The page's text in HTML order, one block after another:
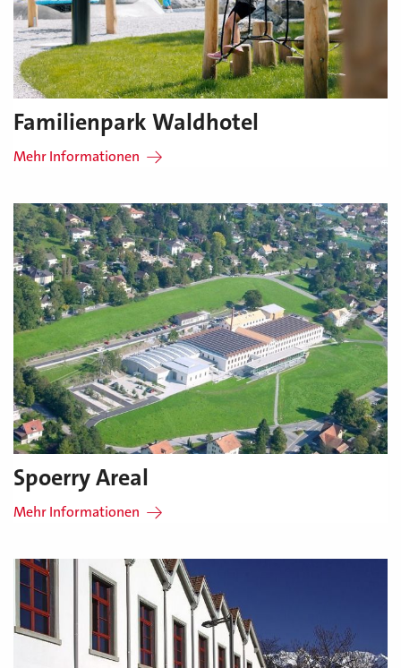
Familienpark Waldhotel
Mehr Informationen
Spoerry Areal
Mehr Informationen